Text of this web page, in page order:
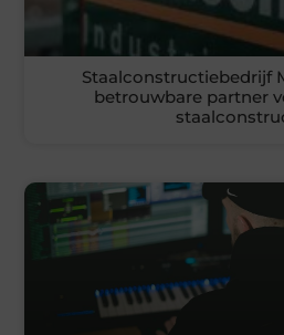
Staalconstructiebedrijf
betrouwbare partner